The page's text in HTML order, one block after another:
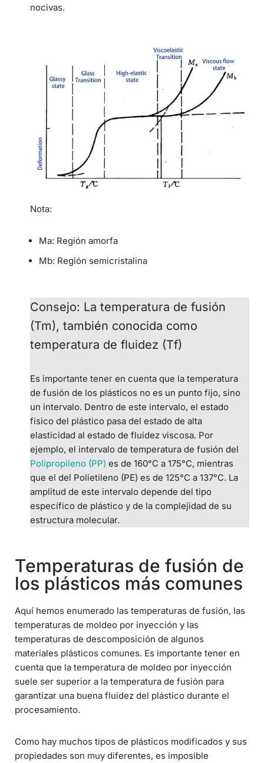
nocivas.
Nota:
Ma: Región amorfa
Mb: Región semicristalina
Consejo: La temperatura de fusión
(Tm), también conocida como
temperatura de fluidez (Tf)
Es importante tener en cuenta que la temperatura
de fusión de los plásticos no es un punto fijo, sino
un intervalo. Dentro de este intervalo, el estado
físico del plástico pasa del estado de alta
elasticidad al estado de fluidez viscosa. Por
ejemplo, el intervalo de temperatura de fusión del
Polipropileno (PP) es de 160°C a 175°C, mientras
que el del Polietileno (PE) es de 125°C a 137°C. La
amplitud de este intervalo depende del tipo
específico de plástico y de la complejidad de su
estructura molecular.
Temperaturas de fusión de
los plásticos más comunes
Aquí hemos enumerado las temperaturas de fusión, las
temperaturas de moldeo por inyección y las
temperaturas de descomposición de algunos
materiales plásticos comunes. Es importante tener en
cuenta que la temperatura de moldeo por inyección
suele ser superior a la temperatura de fusión para
garantizar una buena fluidez del plástico durante el
procesamiento.
Como hay muchos tipos de plásticos modificados y sus
propiedades son muy diferentes, es imposible